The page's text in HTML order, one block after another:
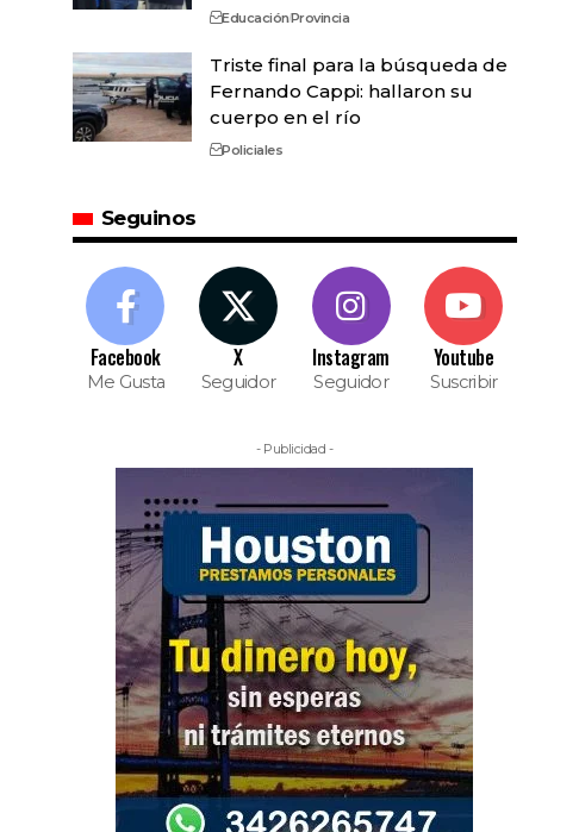
EducaciónProvincia
Triste final para la búsqueda de
Fernando Cappi: hallaron su
cuerpo en el río
Policiales
Seguinos
Facebook
Me Gusta
X
Seguidor
Instagram
Seguidor
Youtube
Suscribir
- Publicidad -